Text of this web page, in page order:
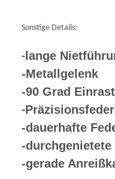
Sonstige Details:
- lange
-Metallgelenk
-90 Grad
-
-dauerhafte
-durchgenietete
-gerade